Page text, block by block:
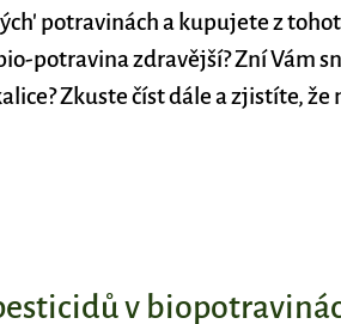
potravinách a kupujete z
potravina zdravější? Zní Vám
Zkuste číst dále a zjistíte, že
v